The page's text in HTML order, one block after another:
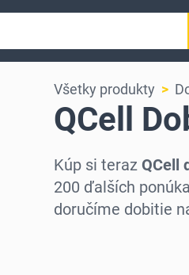
Všetky produkty
QCell
Kúp si teraz QCell
200 ďalších
doručíme dobitie